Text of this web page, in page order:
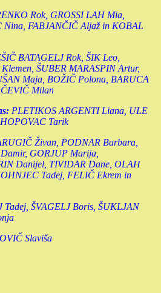
Rok, GROSSI LAH Mia,
Nina, FABJANČIČ Aljaž in KOBAL
BATAGELJ Rok, ŠIK Leo,
ŠUBER MARASPIN Artur,
Maja, BOŽIČ Polona, BARUCA
Milan
PLETIKOS ARGENTI Liana, ULE
Tarik
Živan, PODNAR Barbara,
GORJUP Marija,
Danijel, TIVIDAR Dane, OLAH
Tadej, FELIČ Ekrem in
Tadej, ŠVAGELJ Boris, ŠUKLJAN
Slaviša